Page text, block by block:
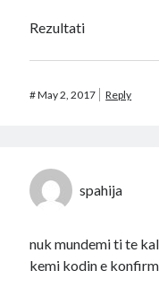
Rezultati
#May 2, 2017 Reply
spahija
nuk mundemi ti te
kemi kodin e